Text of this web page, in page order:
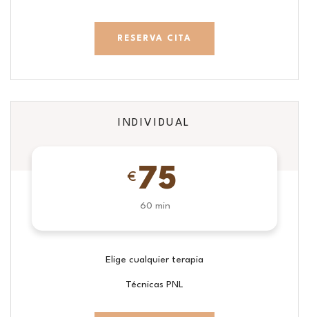
RESERVA CITA
INDIVIDUAL
€ 75
60 min
Elige cualquier terapia
Técnicas PNL